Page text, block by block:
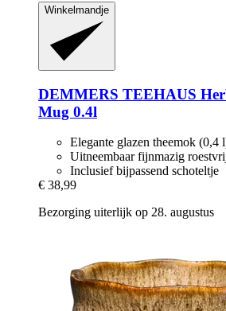
Winkelmandje
DEMMERS TEEHAUS
Mug 0.4l
Elegante glazen theemok (0,4
Uitneembaar fijnmazig
Inclusief bijpassend schoteltje
€ 38,99
Bezorging uiterlijk op 28. augustus